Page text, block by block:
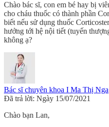
Chào bác sĩ, con em bé hay bị
cho cháu thuốc có thành phần
biết nếu sử dụng thuốc
hưởng tới hệ nội tiết (tuyến
không ạ?
Bác sĩ chuyên khoa I Ma Thị Nga
Đã trả lời: Ngày 15/07/2021
Chào bạn Lan,